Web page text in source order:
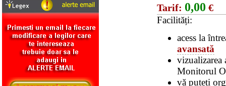
Tarif: 0,00 €
Facilități:
acess la
avansată
vizualizarea
Monitorul
vă puteți